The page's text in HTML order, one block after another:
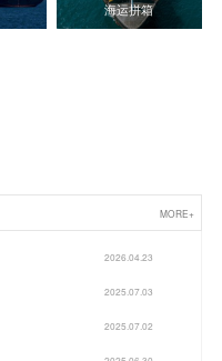
海运拼箱
MORE+
2026.04.23
2025.07.03
2025.07.02